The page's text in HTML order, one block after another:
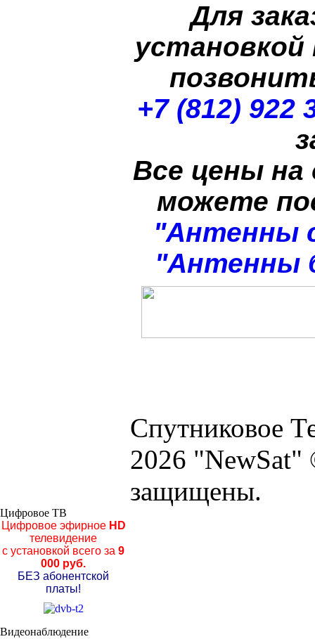
Для
+7 (812) 922
Все цены на
можете
"Антенны
"Антенны
Спутниковое
2026 "NewSat"
защищены.
Цифровое ТВ
Цифровое эфирноеHD
телевидение
с установкой всего за 9
000 руб.
БЕЗ абонентской
платы!
Видеонаблюдение